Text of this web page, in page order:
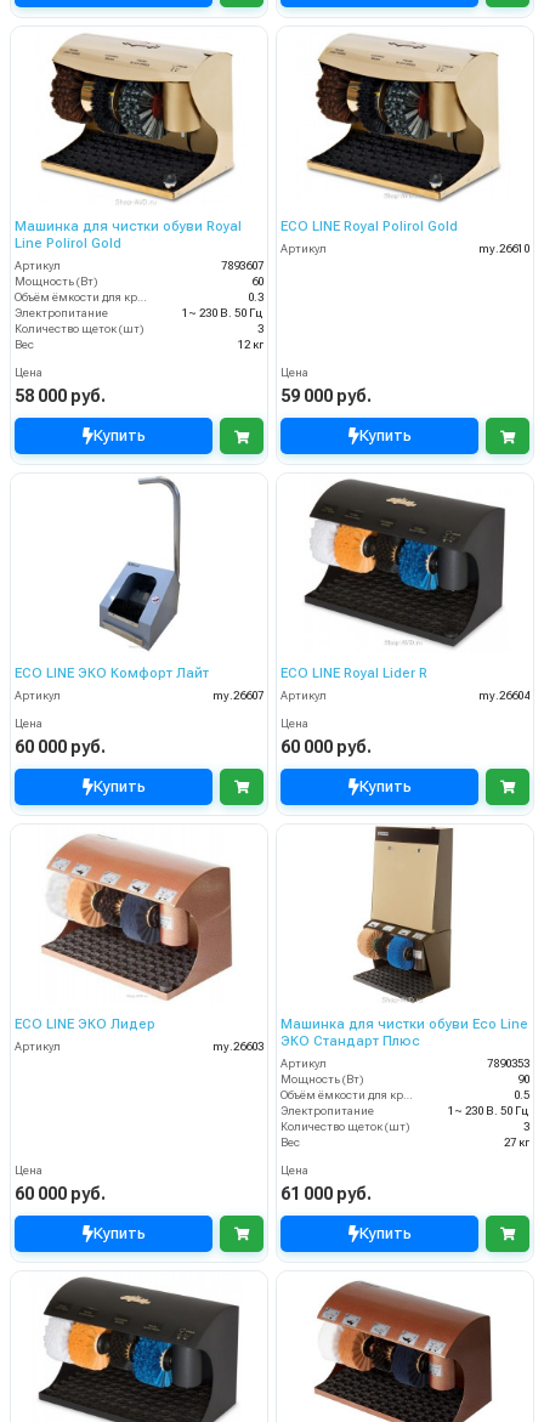
Машинка для чистки обуви Royal
Line Polirol Gold
Артикул
7893607
Мощность (Вт)
60
Объём ёмкости для крема (л)
0.3
Электропитание
1~ 230 В. 50 Гц
Количество щеток (шт)
3
Вес
12 кг
Цена
58 000 руб.
Купить
ECO LINE Royal Polirol Gold
Артикул my.26610
Цена
59 000 руб.
Купить
ECO LINE ЭКО Комфорт Лайт
Артикул my.26607
Цена
60 000 руб.
Купить
ECO LINE Royal Lider R
Артикул my.26604
Цена
60 000 руб.
Купить
ECO LINE ЭКО Лидер
Артикул my.26603
Цена
60 000 руб.
Купить
Машинка для чистки обуви Eco Line
ЭКО Стандарт Плюс
Артикул
7890353
Мощность (Вт)
90
0.5
Электропитание
1~ 230 В. 50 Гц
Количество щеток (шт)
3
Вес
27 кг
Цена
61 000 руб.
Купить